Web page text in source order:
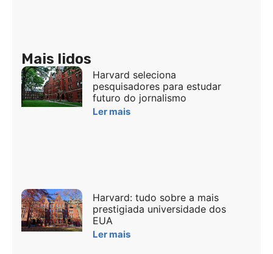
Mais lidos
Harvard seleciona
pesquisadores para estudar
futuro do jornalismo
Ler mais
Harvard: tudo sobre a mais
prestigiada universidade dos
EUA
Ler mais